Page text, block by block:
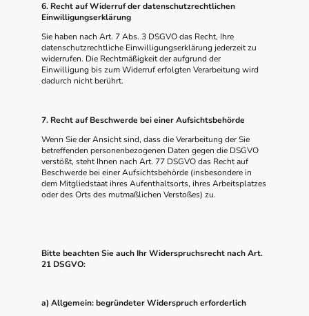
6. Recht auf Widerruf der datenschutzrechtlichen
Einwilligungserklärung
Sie haben nach Art. 7 Abs. 3 DSGVO das Recht, Ihre
datenschutzrechtliche Einwilligungserklärung jederzeit zu
widerrufen. Die Rechtmäßigkeit der aufgrund der
Einwilligung bis zum Widerruf erfolgten Verarbeitung wird
dadurch nicht berührt.
7. Recht auf Beschwerde bei einer Aufsichtsbehörde
Wenn Sie der Ansicht sind, dass die Verarbeitung der Sie
betreffenden personenbezogenen Daten gegen die DSGVO
verstößt, steht Ihnen nach Art. 77 DSGVO das Recht auf
Beschwerde bei einer Aufsichtsbehörde (insbesondere in
dem Mitgliedstaat ihres Aufenthaltsorts, ihres Arbeitsplatzes
oder des Orts des mutmaßlichen Verstoßes) zu.
Bitte beachten Sie auch Ihr Widerspruchsrecht nach Art.
21 DSGVO:
a) Allgemein: begründeter Widerspruch erforderlich